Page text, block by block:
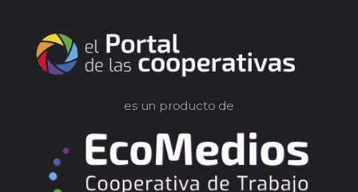
es un producto de